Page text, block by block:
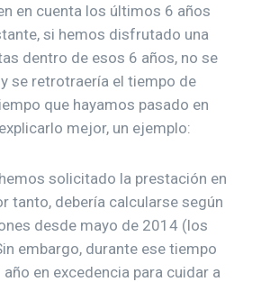
en cuenta los últimos 6 años
si hemos disfrutado una
dentro de esos 6 años, no se
se retrotraería el tiempo de
que hayamos pasado en
mejor, un ejemplo:
solicitado la prestación en
tanto, debería calcularse según
desde mayo de 2014 (los
embargo, durante ese tiempo
en excedencia para cuidar a